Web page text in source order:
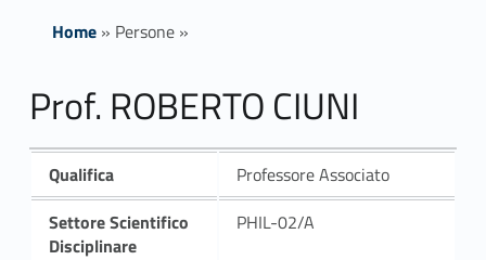
Home» Persone»
Prof. ROBERTO CIUNI
Qualifica
Professore Associato
Settore Scientifico
Disciplinare
PHIL-02/A